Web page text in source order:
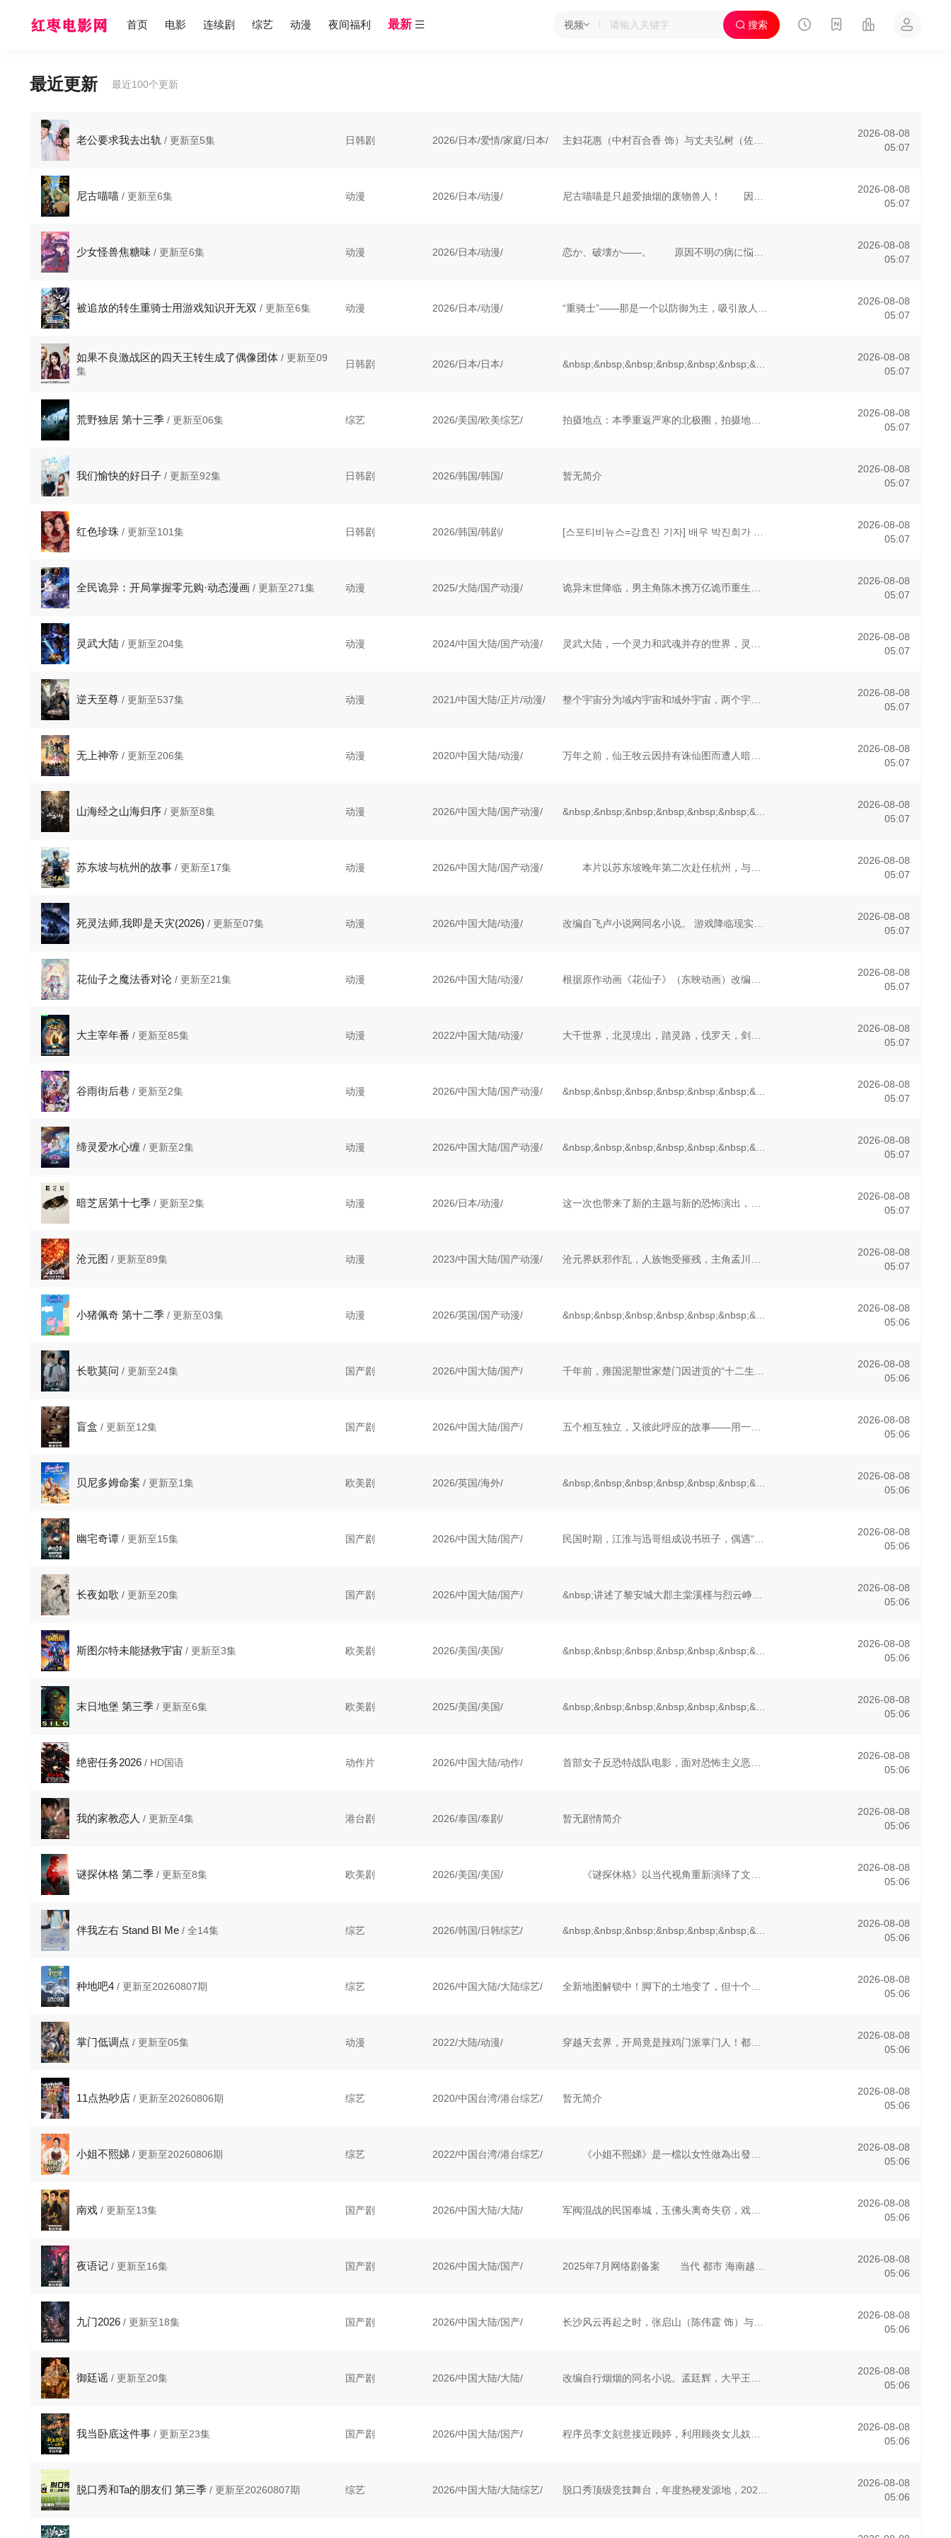
视频 搜索
首页 电影 连续剧 综艺 动漫 夜间福利 最新
最近更新 最近100个更新
老公要求我去出轨 / 更新至5集 日韩剧 2026/日本/爱情/家庭/日本/ 主妇花惠（中村百合香 饰）与丈夫弘树（佐野玲於 饰）及4岁女儿看似幸福，却面临着丧偶式育儿与长达5年的“亲密关系缺失”。深感不安的花惠主动求爱却被拒，积怨爆发之际，丈夫竟提议：“虽然我爱你……但你可以
2026-08-08
05:07
尼古喵喵 / 更新至6集 动漫 2026/日本/动漫/
2026-08-08
05:07
少女怪兽焦糖味 / 更新至6集 动漫 2026/日本/动漫/
2026-08-08
05:07
被追放的转生重骑士用游戏知识开无双 / 更新至6集 动漫 2026/日本/动漫/
2026-08-08
05:07
如果不良激战区的四天王转生成了偶像团体 / 更新至09
集
日韩剧 2026/日本/日本/ &nbsp;&nbsp;&nbsp;&nbsp;&nbsp;&nbsp;&nbsp;&nbsp;本作描绘的是只懂打架的四名不良少年转生为偶像，在未知的世界中相互碰撞、同时痛击演艺圈恶意的以下克上故事。
2026-08-08
05:07
荒野独居 第十三季 / 更新至06集 综艺 2026/美国/欧美综艺/ 拍摄地点：本季重返严寒的北极圈，拍摄地位于加拿大西北地区阿克拉维克（Aklavik）附近的理查森山脉，这里是灰熊、狼群和驼鹿的栖息地。参赛阵容：节目首次采取国际化对决，10位顶级生存专家代表7个不同国
2026-08-08
05:07
我们愉快的好日子 / 更新至92集 日韩剧 2026/韩国/韩国/ 暂无简介
2026-08-08
05:07
红色珍珠 / 更新至101集 日韩剧 2026/韩国/韩剧/
2026-08-08
05:07
全民诡异：开局掌握零元购·动态漫画 / 更新至271集 动漫 2025/大陆/国产动漫/
2026-08-08
05:07
灵武大陆 / 更新至204集 动漫 2024/中国大陆/国产动漫/
2026-08-08
05:07
逆天至尊 / 更新至537集 动漫 2021/中国大陆/正片/动漫/
2026-08-08
05:07
无上神帝 / 更新至206集 动漫 2020/中国大陆/动漫/ 万年之前，仙王牧云因持有诛仙图而遭人暗算，残魂沉睡万年之后，在天运大陆南云帝国有名的“废物牧云”身上觉醒。牧云初醒，就受到了学生妙仙语的刻意刁难，牧云轻松的就化解了妙仙语的陷阱，并举一反三的说出了更多
2026-08-08
05:07
山海经之山海归序 / 更新至8集 动漫 2026/中国大陆/国产动漫/ &nbsp;&nbsp;&nbsp;&nbsp;&nbsp;&nbsp;&nbsp;&nbsp;天地分为上古大荒与现世人间两界，由太极壁垒相隔，域外虚无异境滋生侵蚀神魂、扰乱秩序的暗紫色暗力；天地遴选
2026-08-08
05:07
苏东坡与杭州的故事 / 更新至17集 动漫 2026/中国大陆/国产动漫/ 本片以苏东坡晚年第二次赴任杭州，与老友佛印（一心想将苏东坡渡入佛门）、辽国女粉丝耶律云（原型为高丽使者之子金富轼与金富辙合二为一，女扮男装、化名萧子云，千里迢迢赶赴杭州，试图将苏东坡请回辽国）、仇
2026-08-08
05:07
死灵法师,我即是天灾(2026) / 更新至07集 动漫 2026/中国大陆/动漫/
2026-08-08
05:07
花仙子之魔法香对论 / 更新至21集 动漫 2026/中国大陆/动漫/
2026-08-08
05:07
大主宰年番 / 更新至85集 动漫 2022/中国大陆/动漫/
2026-08-08
05:07
谷雨街后巷 / 更新至2集 动漫 2026/中国大陆/国产动漫/ &nbsp;&nbsp;&nbsp;&nbsp;&nbsp;&nbsp;&nbsp;&nbsp;在时空的交错点开着一间酒馆——谷雨街后巷。 无论城市的角落，还是繁星坠落的荒漠， 穿过现实的迷宫，欢迎光
2026-08-08
05:07
缔灵爱水心缠 / 更新至2集 动漫 2026/中国大陆/国产动漫/ &nbsp;&nbsp;&nbsp;&nbsp;&nbsp;&nbsp;&nbsp;&nbsp;大战后，秩序未能恢复，世界陷入混乱。混沌从深渊崛起，黑暗如潮水般吞噬大地……缔默完成了命运的蜕变——她不
2026-08-08
05:07
暗芝居第十七季 / 更新至2集 动漫 2026/日本/动漫/
2026-08-08
05:07
沧元图 / 更新至89集 动漫 2023/中国大陆/国产动漫/
2026-08-08
05:07
小猪佩奇 第十二季 / 更新至03集 动漫 2026/英国/国产动漫/ &nbsp;&nbsp;&nbsp;&nbsp;&nbsp;&nbsp;&nbsp;&nbsp;当佩奇从家中备受呵护的&quot;小妹妹&quot;一跃成为肩负责任的&quot;大姐姐&quot;，而
2026-08-08
05:06
长歌莫问 / 更新至24集 国产剧 2026/中国大陆/国产/
2026-08-08
05:06
盲盒 / 更新至12集 国产剧 2026/中国大陆/国产/ 五个相互独立，又彼此呼应的故事——用一场精心策划的“夏令营”完成复仇的受害者；临终前与遗憾和解的“无用之人”；共享同一具躯体的人格“刮刮乐”；病床前不离不弃的“紧急联络人”；产后抑郁中自我摧毁的“影后
2026-08-08
05:06
贝尼多姆命案 / 更新至1集 欧美剧 2026/英国/海外/ &nbsp;&nbsp;&nbsp;&nbsp;&nbsp;&nbsp;&nbsp;&nbsp;退休后移居西班牙贝尼多姆经营酒吧的英国前刑警，原以为能过上平静生活。然而，当地接连发生游客离奇死亡事件，
2026-08-08
05:06
幽宅奇谭 / 更新至15集 国产剧 2026/中国大陆/国产/
2026-08-08
05:06
长夜如歌 / 更新至20集 国产剧 2026/中国大陆/国产/ &nbsp;讲述了黎安城大郡主棠溪槿与烈云峥之间曲折动人的情感，以及他们在复杂局势中坚守初心、勇敢面对困难的爱情故事。通过剧中主人公在成长的道路上，经历复杂的人物关系和情感变化，无论命运如何捉弄，真正
2026-08-08
05:06
斯图尔特未能拯救宇宙 / 更新至3集 欧美剧 2026/美国/美国/ &nbsp;&nbsp;&nbsp;&nbsp;&nbsp;&nbsp;&nbsp;&nbsp;故事聚焦《大爆炸》的漫画书老板斯图尔特·布鲁姆，他弄坏了一个谢尔顿和莱纳德制造的设备，意外导致了多元宇宙
2026-08-08
05:06
末日地堡 第三季 / 更新至6集 欧美剧 2025/美国/美国/ &nbsp;&nbsp;&nbsp;&nbsp;&nbsp;&nbsp;&nbsp;&nbsp;当下，Juliette Nichols在被迫接受“净化”后幸存下来，但记忆却已丧失，而地堡正从叛乱中恢复
2026-08-08
05:06
绝密任务2026 / HD国语 动作片 2026/中国大陆/动作/ 首部女子反恐特战队电影，面对恐怖主义恶势力，“最飒女子反恐特战队”临危受命，精英队长陈梓静（于文文 饰）率队员金凤（卢靖姗 饰）、齐燕（蒋璐霞 饰）、宁宝儿（屈菁菁 饰）等全队出击，“绝密任务”限时1
2026-08-08
05:06
我的家教恋人 / 更新至4集 港台剧 2026/泰国/泰剧/ 暂无剧情简介
2026-08-08
05:06
谜探休格 第二季 / 更新至8集 欧美剧 2026/美国/美国/
2026-08-08
05:06
伴我左右 Stand BI Me / 全14集 综艺 2026/韩国/日韩综艺/ &nbsp;&nbsp;&nbsp;&nbsp;&nbsp;&nbsp;&nbsp;&nbsp;&nbsp;&nbsp;&nbsp;&nbsp;韩国首部性别盲选约会真人秀，展现多样爱情的可能性。 他爱
2026-08-08
05:06
种地吧4 / 更新至20260807期 综艺 2026/中国大陆/大陆综艺/
2026-08-08
05:06
掌门低调点 / 更新至05集 动漫 2022/大陆/动漫/ 穿越天玄界，开局竟是辣鸡门派掌门人！都市氪金人重生游戏异界，拿玩家当走狗，收世界主角做小弟，论装逼我只认天下第一！
2026-08-08
05:06
11点热吵店 / 更新至20260806期 综艺 2020/中国台湾/港台综艺/ 暂无简介
2026-08-08
05:06
小姐不熙娣 / 更新至20260806期 综艺 2022/中国台湾/港台综艺/
2026-08-08
05:06
南戏 / 更新至13集 国产剧 2026/中国大陆/大陆/ 军阀混战的民国奉城，玉佛头离奇失窃，戏班主横尸戏台，将冷血少帅许又安与昆曲名伶荣筱楠推向不死不休的对立绝境。而他们不知，对方正是自己苦寻多年的患难“兄弟”。富商之女江春儿，本与许又安定有婚约，却钟情于
2026-08-08
05:06
夜语记 / 更新至16集 国产剧 2026/中国大陆/国产/
2026-08-08
05:06
九门2026 / 更新至18集 国产剧 2026/中国大陆/国产/ 长沙风云再起之时，张启山（陈伟霆 饰）与吴老狗（曾舜晞 饰）强强联手，携手霍仙姑（陈瑶 饰）与九门诸人共赴冒险奇局。一桩401部队的神秘失踪事件，牵出百年尘封的惊天秘辛。生死抉择、兄弟之情、门派担当与
2026-08-08
05:06
御廷谣 / 更新至20集 国产剧 2026/中国大陆/大陆/
2026-08-08
05:06
我当卧底这件事 / 更新至23集 国产剧 2026/中国大陆/国产/
2026-08-08
05:06
脱口秀和Ta的朋友们 第三季 / 更新至20260807期 综艺 2026/中国大陆/大陆综艺/
2026-08-08
05:06